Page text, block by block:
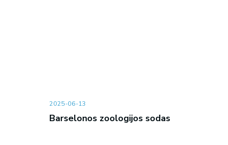
2025-06-13
Barselonos zoologijos sodas